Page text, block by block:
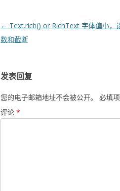
文
章
← Text.rich() or RichText 字体偏小，
数和截断
发表回复
您的电子邮箱地址不会被公开。 必填
评论 *